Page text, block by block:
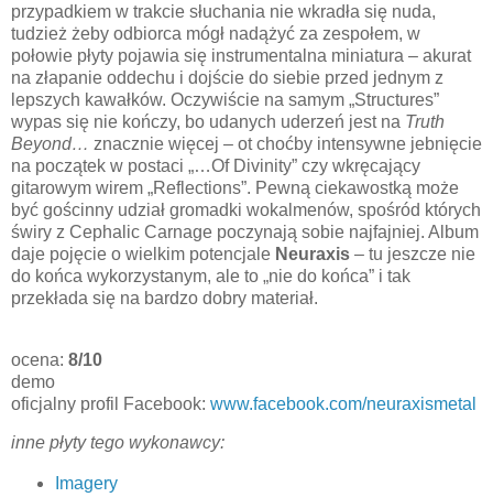
przypadkiem w trakcie słuchania nie wkradła się nuda,
tudzież żeby odbiorca mógł nadążyć za zespołem, w
połowie płyty pojawia się instrumentalna miniatura – akurat
na złapanie oddechu i dojście do siebie przed jednym z
lepszych kawałków. Oczywiście na samym „Structures”
wypas się nie kończy, bo udanych uderzeń jest na Truth
Beyond… znacznie więcej – ot choćby intensywne jebnięcie
na początek w postaci „…Of Divinity” czy wkręcający
gitarowym wirem „Reflections”. Pewną ciekawostką może
być gościnny udział gromadki wokalmenów, spośród których
świry z Cephalic Carnage poczynają sobie najfajniej. Album
daje pojęcie o wielkim potencjale Neuraxis – tu jeszcze nie
do końca wykorzystanym, ale to „nie do końca” i tak
przekłada się na bardzo dobry materiał.
ocena: 8/10
demo
oficjalny profil Facebook: www.facebook.com/neuraxismetal
inne płyty tego wykonawcy:
Imagery